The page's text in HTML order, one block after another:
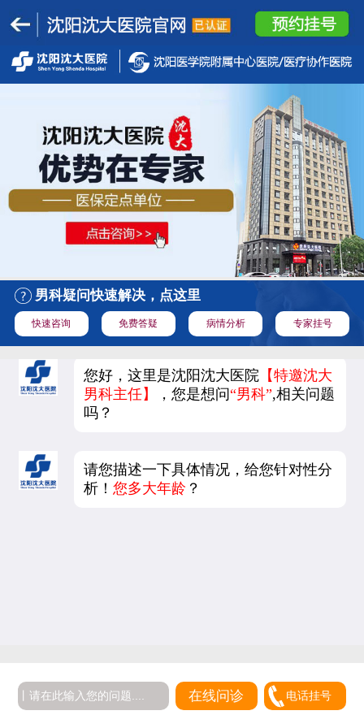
男科疑问快速解决，点这里
快速咨询 免费答疑 病情分析 专家挂号
您好，这里是沈阳沈大医院 【特邀沈大
男科主任】
，您是想问“男科”,相关问题
吗？
请您描述一下具体情况，给您针对性分
析！您多大年龄 ？
在线问诊 电话挂号